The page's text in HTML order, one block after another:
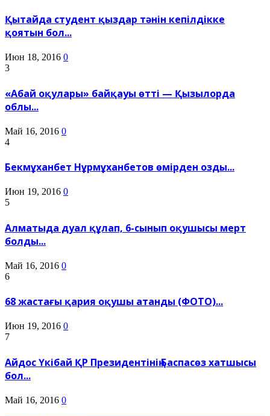
Қытайда студент қыздар тәнін кепілдікке
қоятын бол...
Июн 18, 2016 0
3
«Абай оқулары» байқауы өтті — Қызылорда
облы...
Май 16, 2016 0
4
Бекмұханбет Нұрмұханбетов өмірден озды...
Июн 19, 2016 0
5
Алматыда дуал құлап, 6-сынып оқушысы мерт
болды...
Май 16, 2016 0
6
68 жастағы қария оқушы атанды (ФОТО)...
Июн 19, 2016 0
7
Айдос Үкібай ҚР Президентінің Баспасөз хатшысы
бол...
Май 16, 2016 0